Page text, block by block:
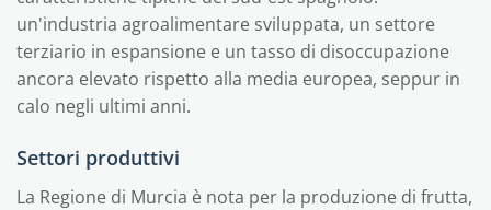
un'industria agroalimentare sviluppata, un settore
terziario in espansione e un tasso di disoccupazione
ancora elevato rispetto alla media europea, seppur in
calo negli ultimi anni.
Settori produttivi
La Regione di Murcia è nota per la produzione di frutta,